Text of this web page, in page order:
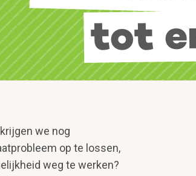
we nog
op te lossen,
weg te werken?